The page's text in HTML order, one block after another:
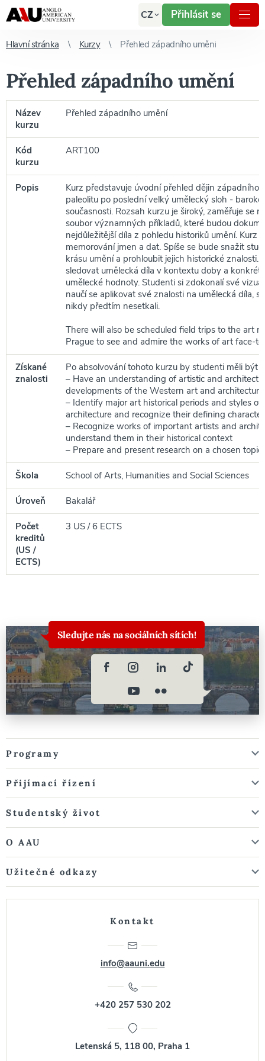
CZ Přihlásit se
Hlavní stránka Kurzy Přehled západního umění
Přehled západního umění
Název
kurzu
Přehled západního umění
Kód
kurzu
ART100
Popis
Kurz představuje úvodní přehled dějin západního
paleolitu po poslední velký umělecký sloh -
současnosti. Rozsah kurzu je široký, zaměřuje se
soubor významných příkladů, které budou
nejdůležitější díla z pohledu historiků umění. Kurz
memorování jmen a dat. Spíše se bude snažit
krásu umění a prohloubit jejich historické znalosti.
sledovat umělecká díla v kontextu doby a
umělecké hodnoty. Studenti si zdokonalí své
naučí se aplikovat své znalosti na umělecká díla, s
nikdy předtím nesetkali.
There will also be scheduled field trips to the art
Prague to see and admire the works of art face-
Získané
znalosti
Po absolvování tohoto kurzu by studenti měli být
– Have an understanding of artistic and
developments of the Western art and architecture
– Identify major art historical periods and styles of
architecture and recognize their defining
– Recognize works of important artists and
understand them in their historical context
– Prepare and present research on a chosen topic.
Škola School of Arts, Humanities and Social Sciences
Úroveň Bakalář
Počet
kreditů
(US /
ECTS)
3 US / 6 ECTS
Sledujte nás na sociálních sítích!
Programy
Přijímací řízení
Studentský život
O AAU
Užitečné odkazy
Kontakt
info@aauni.edu
+420 257 530 202
Letenská 5, 118 00, Praha 1